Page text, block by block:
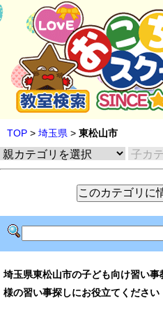
TOP > 埼玉県 > 東松山市
埼玉県東松山市の子ども向け習い
様の習い事探しにお役立てください